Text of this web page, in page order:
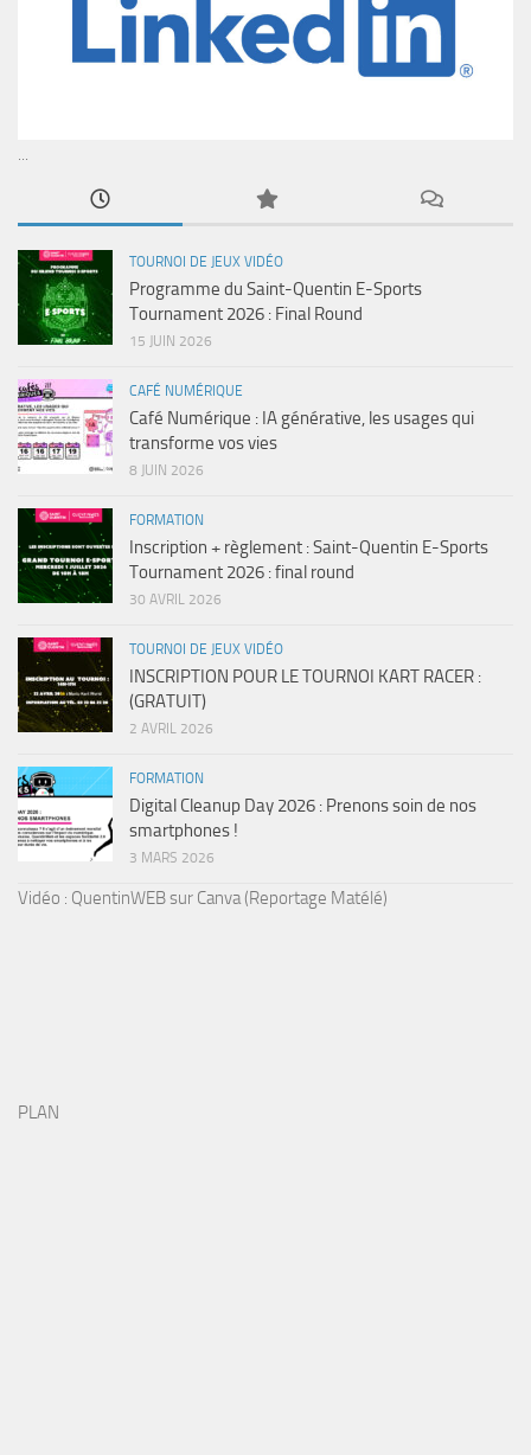
...
TOURNOI DE JEUX VIDÉO
Programme du Saint-Quentin E-Sports
Tournament 2026 : Final Round
15 JUIN 2026
CAFÉ NUMÉRIQUE
Café Numérique : IA générative, les usages qui
transforme vos vies
8 JUIN 2026
FORMATION
Inscription + règlement : Saint-Quentin E-Sports
Tournament 2026 : final round
30 AVRIL 2026
TOURNOI DE JEUX VIDÉO
INSCRIPTION POUR LE TOURNOI KART RACER :
(GRATUIT)
2 AVRIL 2026
FORMATION
Digital Cleanup Day 2026 : Prenons soin de nos
smartphones !
3 MARS 2026
Vidéo : QuentinWEB sur Canva (Reportage Matélé)
PLAN